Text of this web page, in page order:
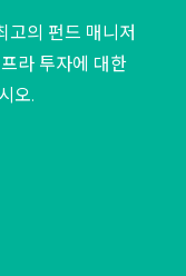
고의 펀드 매니저
라 투자에 대한
오.